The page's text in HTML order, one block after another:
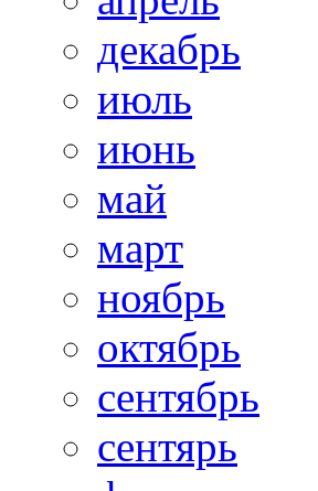
декабрь
июль
июнь
май
март
ноябрь
октябрь
сентябрь
сентярь